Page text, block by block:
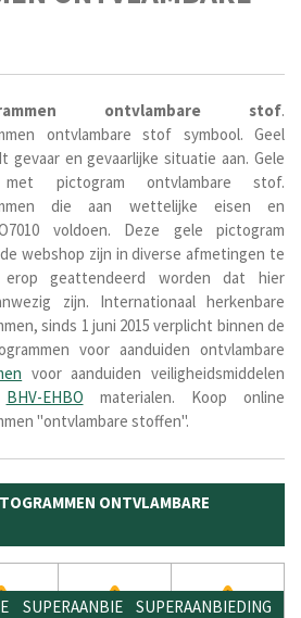
ontvlambare stof.
ontvlambare stof symbool. Geel
gevaar en gevaarlijke situatie aan. Gele
met pictogram ontvlambare stof.
die aan wettelijke eisen en
voldoen. Deze gele pictogram
webshop zijn in diverse afmetingen te
geattendeerd worden dat hier
zijn. Internationaal herkenbare
sinds 1 juni 2015 verplicht binnen de
voor aanduiden ontvlambare
voor aanduiden veiligheidsmiddelen
BHV-EHBO materialen. Koop online
"ontvlambare stoffen".
ONTVLAMBARE
SUPERAANBIEDINGSUPERAANBIEDING